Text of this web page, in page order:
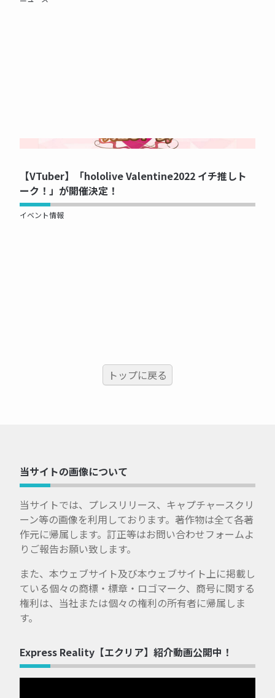
NOW PRINTING...
【VTuber】「hololive Valentine2022 イチ推しト
ーク！」が開催決定！
イベント情報
トップに戻る
当サイトの画像について
当サイトでは、プレスリリース、キャプチャースクリ
ーン等の画像を利用しております。著作物は全て各著
作元に帰属します。訂正等はお問い合わせフォームよ
りご報告お願い致します。
また、本ウェブサイト及び本ウェブサイト上に掲載し
ている個々の商標・標章・ロゴマーク、商号に関する
権利は、当社または個々の権利の所有者に帰属しま
す。
Express Reality【エクリア】紹介動画公開中！